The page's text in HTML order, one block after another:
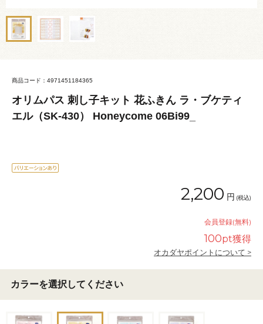
商品コード：4971451184365
オリムパス 刺し子キット 花ふきん ラ・ブケティ
エル（SK-430） Honeycome 06Bi99_
2,200 円 (税込)
会員登録(無料)
100pt獲得
オカダヤポイントについて >
カラーを選択してください